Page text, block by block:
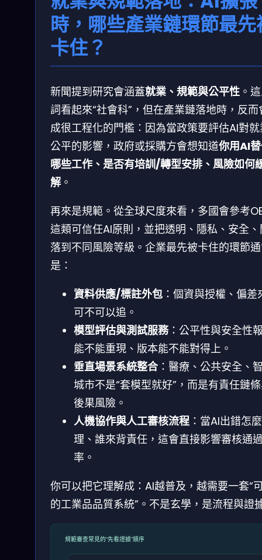
時，哪些產業鏈環節最先
卡住？
新聞提到研究會涵蓋就業、規範與公平性 。
詞看起來“社會科”，但在產業鏈落地時，反而
成很工程化的門檻：因為當政策要評估AI對
公平的影響，政府或採購方會想知道你用AI
哪些工作、是否有培訓/轉型安排、風險如何
解 。
再來是規範。從全球尺度來看，多國會參考
這類可信任AI原則，並把透明、隱私、安全
落到不同風險等級。企業最先被卡住的環節
是：
資料供應/標註外包 ：個資與授權、偏差
可不可以追。
模型評估與測試服務：公平性與安全性
能不能重現、版本能不能對得上。
垂直場景系統整合：醫療、公共安全、
城市不是“套模型就好”，而是有責任鏈
後果風險。
人機協作與人工審核流程 ：當AI出錯怎
理、誰來背責任，這會直接影響審核通
率。
你可以把它理解成：AI越普及，越需要一套“
的工業品品質系統”。不是玄學，是流程與證
規範審查常見的“先看證據”順序